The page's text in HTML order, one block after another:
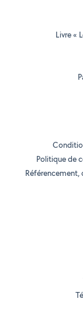
Livre «
Politique de
Référencement,